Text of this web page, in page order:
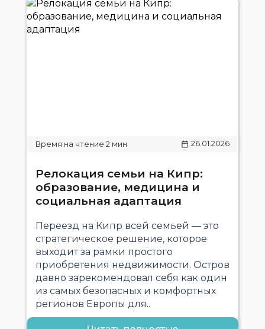
26.01.2026
Релокация семьи на Кипр:
образование, медицина и
социальная адаптация
Переезд на Кипр всей семьей — это
стратегическое решение, которое
выходит за рамки простого
приобретения недвижимости. Остров
давно зарекомендовал себя как один
из самых безопасных и комфортных
регионов Европы для..